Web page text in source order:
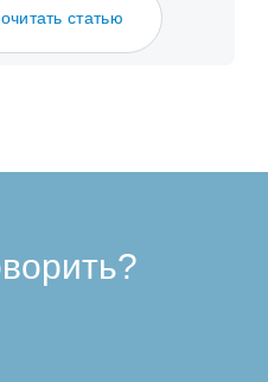
статью